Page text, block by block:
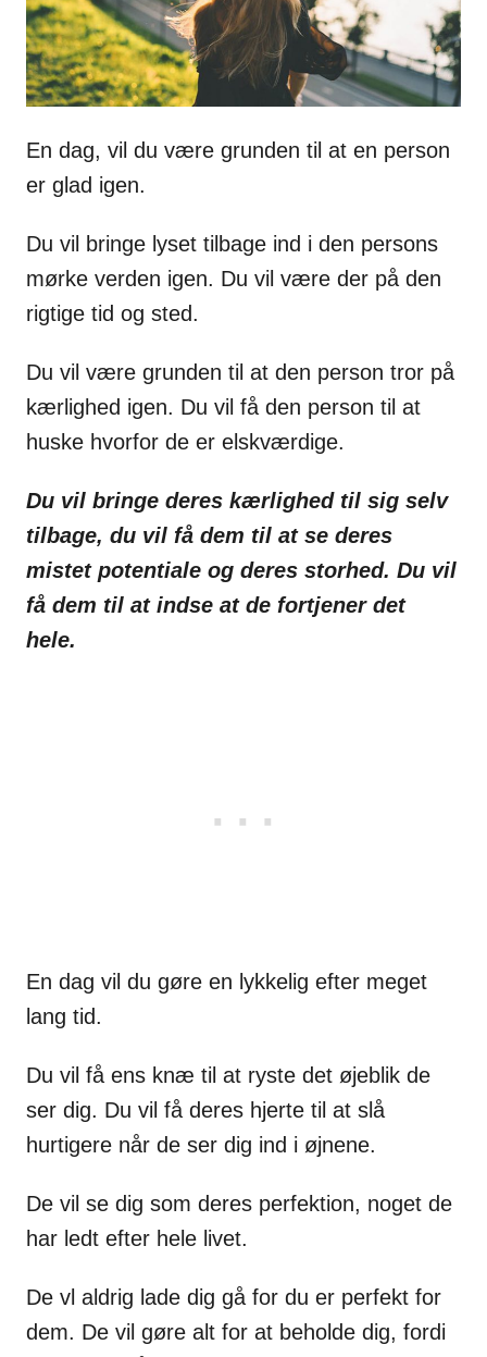
En dag, vil du være grunden til at en person
er glad igen.
Du vil bringe lyset tilbage ind i den persons
mørke verden igen. Du vil være der på den
rigtige tid og sted.
Du vil være grunden til at den person tror på
kærlighed igen. Du vil få den person til at
huske hvorfor de er elskværdige.
Du vil bringe deres kærlighed til sig selv
tilbage, du vil få dem til at se deres
mistet potentiale og deres storhed. Du vil
få dem til at indse at de fortjener det
hele.
En dag vil du gøre en lykkelig efter meget
lang tid.
Du vil få ens knæ til at ryste det øjeblik de
ser dig. Du vil få deres hjerte til at slå
hurtigere når de ser dig ind i øjnene.
De vil se dig som deres perfektion, noget de
har ledt efter hele livet.
De vl aldrig lade dig gå for du er perfekt for
dem. De vil gøre alt for at beholde dig, fordi